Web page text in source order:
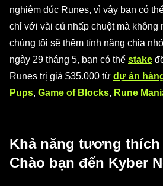
nghiệm đúc Runes, vì vậy bạn có
chỉ với vài cú nhấp chuột mà không
chúng tôi sẽ thêm tính năng chia nhỏ
ngày 29 tháng 5, bạn có thể stake
Runes trị giá $35.000 từ dự án
Pups, Game of Blocks, Rune
Khả năng tương
Chào bạn đến Kyber